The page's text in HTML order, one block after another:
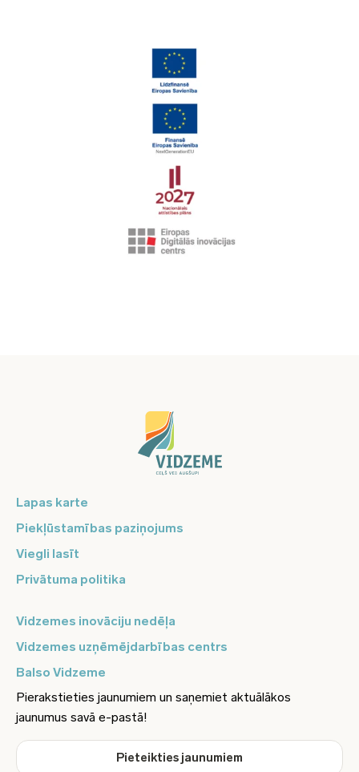
Lapas karte
Piekļūstamības paziņojums
Viegli lasīt
Privātuma politika
Vidzemes inovāciju nedēļa
Vidzemes uzņēmējdarbības centrs
Balso Vidzeme
Pierakstieties jaunumiem un saņemiet aktuālākos
jaunumus savā e-pastā!
Pieteikties jaunumiem